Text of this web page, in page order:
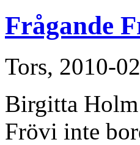
Frågande
Tors, 2010-
Birgitta
Frövi inte